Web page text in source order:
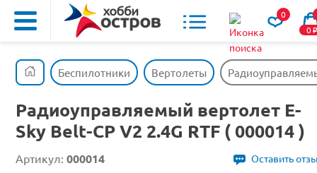
0
0o
Беспилотники Вертолеты
Радиоуправляемый вертолет E-
Sky Belt-CP V2 2.4G RTF ( 000014 )
Артикул: 000014
Оставить